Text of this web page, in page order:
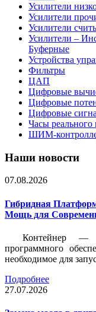
Усилители
Усилители
Усилители
Усилители –
Буферные
Устройства
Фильтры
ЦАП
Цифровые
Цифровые
Цифровые
Часы
ШИМ-
Наши новости
07.08.2026
Гибридная
Мощь для
Контейнер —
программного
необходимое для
Подробнее
27.07.2026